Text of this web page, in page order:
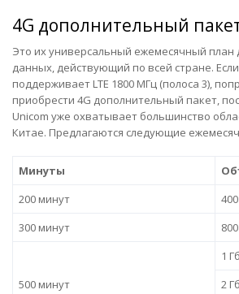
4G дополнительный
Это их универсальный ежемесячный план
данных, действующий по всей стране.
поддерживает LTE 1800 МГц (полоса 3),
приобрести 4G дополнительный пакет,
Unicom уже охватывает большинство
Китае. Предлагаются следующие
Минуты
200 минут
300 минут
500 минут
1 Гб
2 Гб